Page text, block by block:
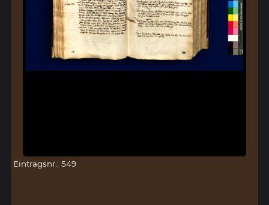
Eintragsnr.: 549